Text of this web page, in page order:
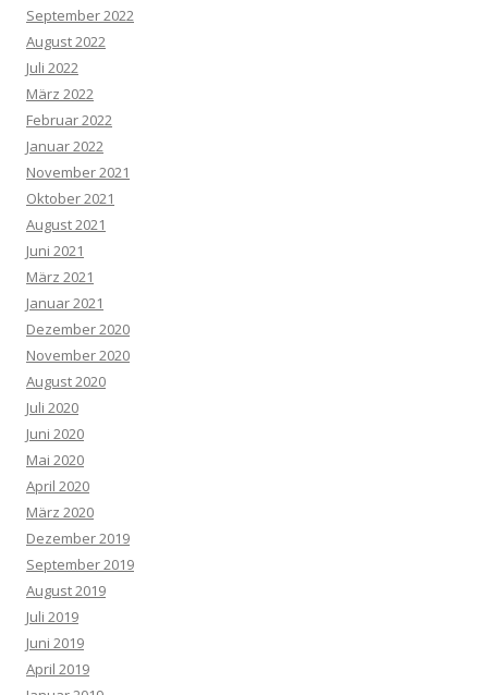
September 2022
August 2022
Juli 2022
März 2022
Februar 2022
Januar 2022
November 2021
Oktober 2021
August 2021
Juni 2021
März 2021
Januar 2021
Dezember 2020
November 2020
August 2020
Juli 2020
Juni 2020
Mai 2020
April 2020
März 2020
Dezember 2019
September 2019
August 2019
Juli 2019
Juni 2019
April 2019